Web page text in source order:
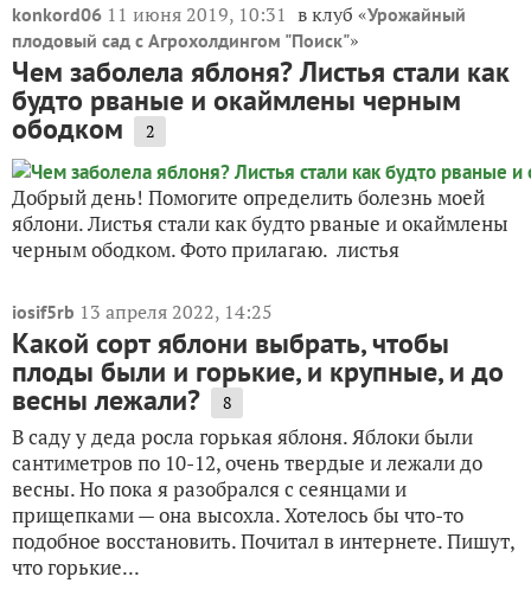
konkord06 11 июня 2019, 10:31 в клуб «Урожайный
плодовый сад с Агрохолдингом "Поиск"»
Чем заболела яблоня? Листья стали как
будто рваные и окаймлены черным
ободком 2
Добрый день! Помогите определить болезнь моей
яблони. Листья стали как будто рваные и окаймлены
черным ободком. Фото прилагаю. листья
iosif5rb 13 апреля 2022, 14:25
Какой сорт яблони выбрать, чтобы
плоды были и горькие, и крупные, и до
весны лежали? 8
В саду у деда росла горькая яблоня. Яблоки были
сантиметров по 10-12, очень твердые и лежали до
весны. Но пока я разобрался с сеянцами и
прищепками — она высохла. Хотелось бы что-то
подобное восстановить. Почитал в интернете. Пишут,
что горькие...